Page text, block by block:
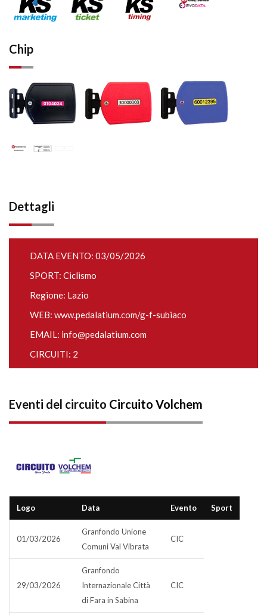
Chip
Dettagli
DATA EVENTO: 03/05/2026
SPORT: Ciclismo
Regione: Lazio
WEB: www.pedalatium.com/g-f-subiaco
EMAIL: info@pedalatium.com
CIRCUITI: 2
Eventi del circuito Circuito Volchem
Logo Data Evento Sport
01/03/2026
Granfondo Unione
Comuni Val Vibrata
CIC
29/03/2026
Granfondo
Internazionale Città
di Fara in Sabina
CIC